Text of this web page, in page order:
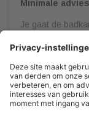
Minimale
Je gaat de
vervolgens naar
wensen in kaart
badkamer door
laat uittekenen.
voorkomen én